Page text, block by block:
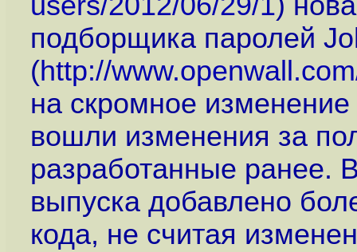
подборщика паролей
(http://
на скромное
вошли изменения за
разработанные ранее.
выпуска добавлено
кода, не считая